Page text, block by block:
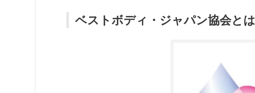
ベストボディ・ジャパン協会とは